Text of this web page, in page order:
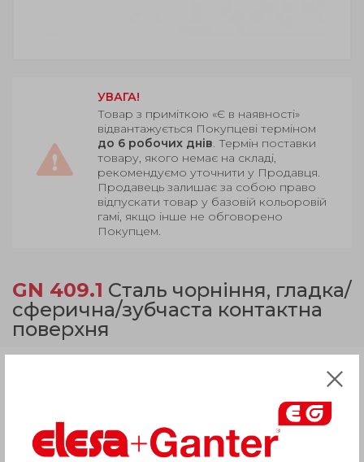
УВАГА!
Товар з приміткою «Є в наявності»
відвантажується Покупцеві терміном
до 6 робочих днів. Термін поставки
товару, якого немає на складі,
рекомендуємо уточнити у Продавця.
Продавець залишає за собою право
відпускати товар у базовій кольоровій
гамі, якщо інше не обговорено
Покупцем.
GN 409.1 Сталь чорніння, гладка/
сферична/зубчаста контактна
поверхня
Опис